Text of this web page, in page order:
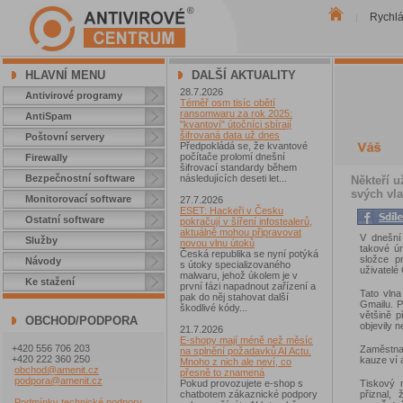
HLAVNÍ MENU
Antivirové programy
AntiSpam
Poštovní servery
Firewally
Bezpečnostní software
Monitorovací software
Ostatní software
Služby
Návody
Ke stažení
OBCHOD/PODPORA
+420 556 706 203
+420 222 360 250
obchod@amenit.cz
podpora@amenit.cz
DALŠÍ AKTUALITY
28.7.2026
Téměř osm tisíc obětí
ransomwaru za rok 2025:
"kvantoví" útočníci sbírají
šifrovaná data už dnes
Předpokládá se, že kvantové
počítače prolomí dnešní
šifrovací standardy během
následujících deseti let...
27.7.2026
ESET: Hackeři v Česku
pokračují v šíření infostealerů,
aktuálně mohou připravovat
novou vlnu útoků
Česká republika se nyní potýká
s útoky specializovaného
malwaru, jehož úkolem je v
první fázi napadnout zařízení a
pak do něj stahovat další
škodlivé kódy...
21.7.2026
E-shopy mají méně než měsíc
na splnění požadavků AI Actu.
Mnoho z nich ale neví, co
přesně to znamená
Pokud provozujete e-shop s
chatbotem zákaznické podpory
Někteří
svých
V
takové
složce
uživatelé
Tato
Gmailu.
většině
objevily
kauze ví
Tiskový
přiznal,